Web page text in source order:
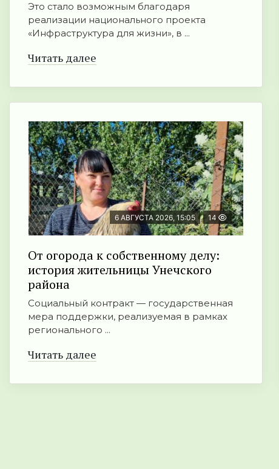
Это стало возможным благодаря
реализации национального проекта
«Инфраструктура для жизни», в ...
Читать далее
6 АВГУСТА 2026, 15:05 14
От огорода к собственному делу:
история жительницы Унечского
района
Социальный контракт — государственная
мера поддержки, реализуемая в рамках
регионального ...
Читать далее